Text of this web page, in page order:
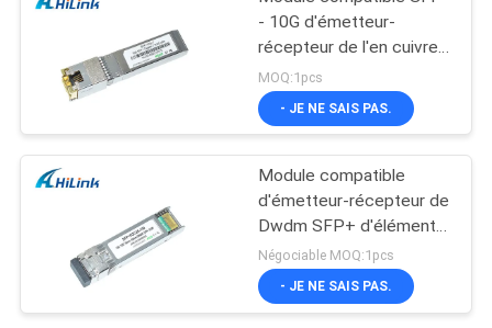
- 10G d'émetteur-
récepteur de l'en cuivre
SFP+ de Cisco -
connecteur de T RJ45
MOQ:1pcs
- JE NE SAIS PAS.
Module compatible
d'émetteur-récepteur de
Dwdm SFP+ d'élément
moteur 26db de Cisco
SFP 10G 100KM
Négociable MOQ:1pcs
- JE NE SAIS PAS.